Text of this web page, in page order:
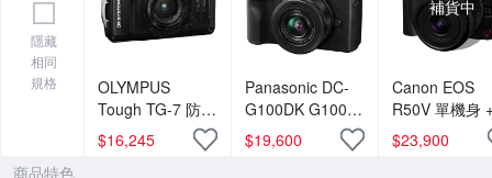
隱藏
相同
規格
OLYMPUS
Tough TG-7 防水
相機 公司貨
$16,245
Panasonic DC-
G100DK G100D
+ 12-32mm 變焦
鏡組 公司貨
$19,600
補貨中
Canon EOS
R50V 單機身
RF-S 14-
F4-6.3 IS
$23,900
商品特色